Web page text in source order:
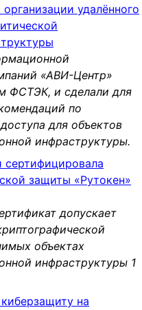
удалённого
«АВИ-Центр»
ФСТЭК, и сделали для
по
для объектов
инфраструктуры.
защиты «Рутокен»
допускает
объектах
инфраструктуры 1
на